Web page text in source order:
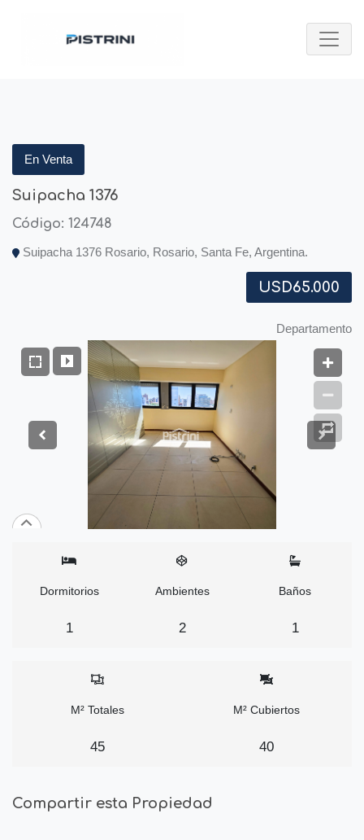
En Venta
Suipacha 1376
Código: 124748
Suipacha 1376 Rosario, Rosario, Santa Fe, Argentina.
USD65.000
Departamento
Dormitorios
1
Ambientes
2
Baños
1
M² Totales
45
M² Cubiertos
40
Compartir esta Propiedad